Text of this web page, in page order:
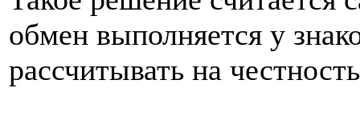
обмен выполняется у
рассчитывать на